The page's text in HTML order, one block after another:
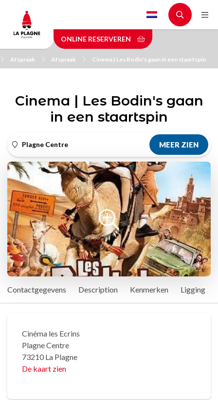
main
content
ONLINE RESERVEREN
Afspraak Afspraak Cinema | Les Bodin's gaan in een staartspin
Cinema | Les Bodin's gaan
in een staartspin
Plagne Centre MEER ZIEN
Contactgegevens Description Kenmerken Ligging
Cinéma les Ecrins
Plagne Centre
73210 La Plagne
De kaart zien